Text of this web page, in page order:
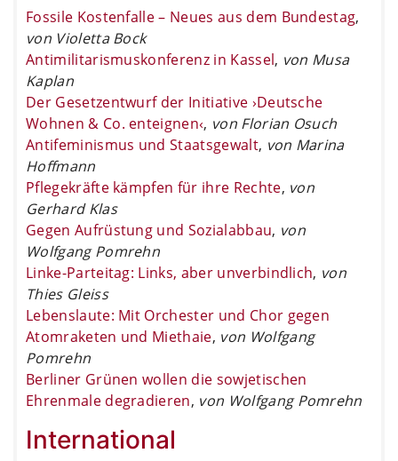
Fossile Kostenfalle – Neues aus dem Bundestag,
von Violetta Bock
Antimilitarismuskonferenz in Kassel, von Musa
Kaplan
Der Gesetzentwurf der Initiative ›Deutsche
Wohnen & Co. enteignen‹, von Florian Osuch
Antifeminismus und Staatsgewalt, von Marina
Hoffmann
Pflegekräfte kämpfen für ihre Rechte, von
Gerhard Klas
Gegen Aufrüstung und Sozialabbau, von
Wolfgang Pomrehn
Linke-Parteitag: Links, aber unverbindlich, von
Thies Gleiss
Lebenslaute: Mit Orchester und Chor gegen
Atomraketen und Miethaie, von Wolfgang
Pomrehn
Berliner Grünen wollen die sowjetischen
Ehrenmale degradieren, von Wolfgang Pomrehn
International